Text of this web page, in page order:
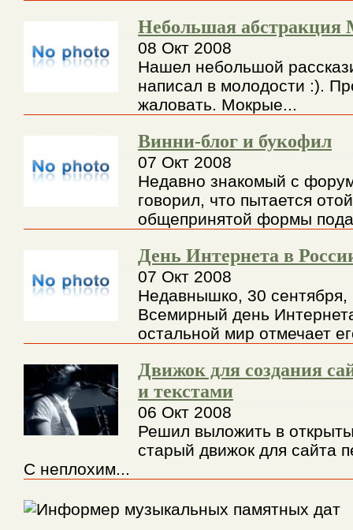
Небольшая абстракция
08 Окт 2008
Нашел небольшой
написал в молодости :).
жаловать. Мокрые...
Винни-блог и букофил
07 Окт 2008
Недавно знакомый с
говорил, что пытается
общепринятой формы
День Интернета в
07 Окт 2008
Недавнышко, 30
Всемирный день
остальной мир отмечает
Движок для создания
и текстами
06 Окт 2008
Решил выложить в
старый движок для сайта
С неплохим...